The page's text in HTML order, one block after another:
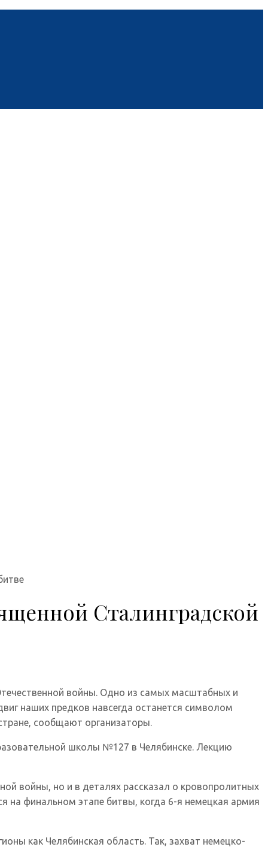
Сталинградской
войны. Одно из самых масштабных и
наших предков навсегда останется символом
сообщают организаторы.
школы №127 в Челябинске. Лекцию
войны, но и в деталях рассказал о кровопролитных
на финальном этапе битвы, когда 6-я немецкая армия
как Челябинская область. Так, захват немецко-